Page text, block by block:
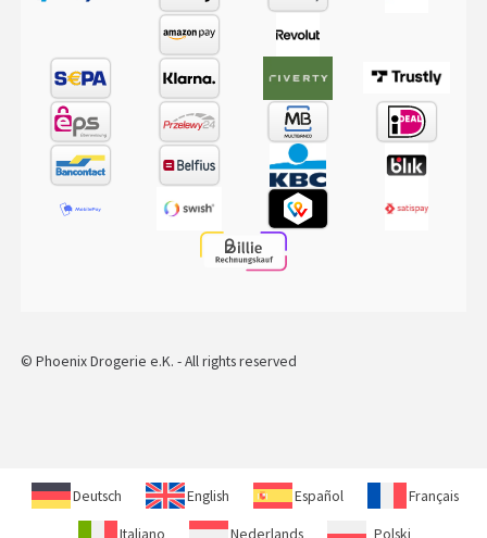
© Phoenix Drogerie e.K. - All rights reserved
Deutsch English Español Français
Italiano Nederlands Polski